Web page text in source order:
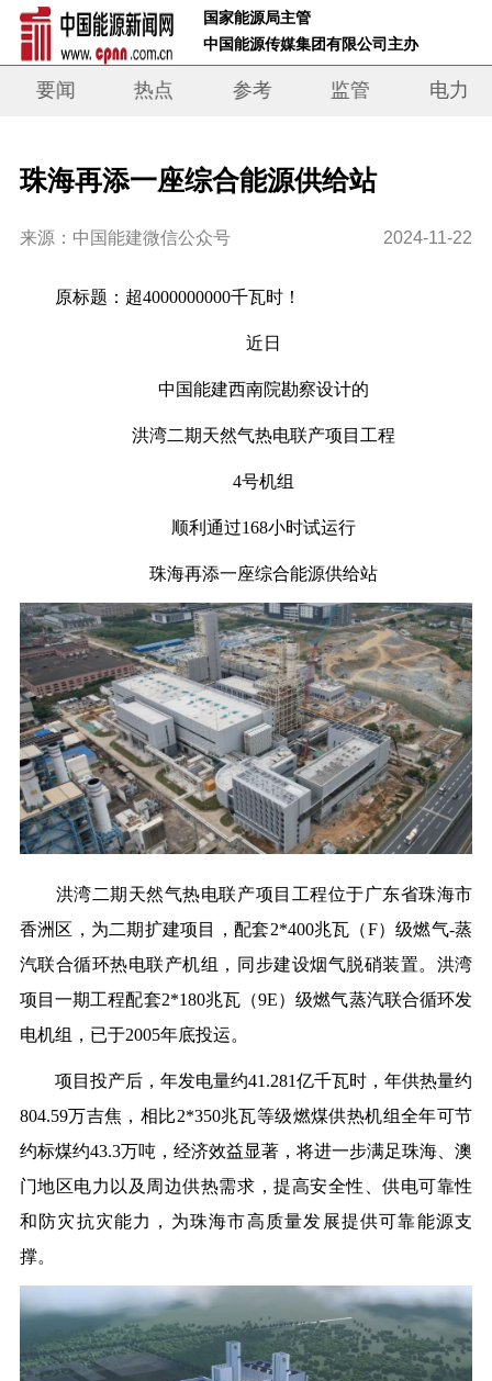
国家能源局主管
中国能源传媒集团有限公司主办
要闻 热点 参考 监管 电力
珠海再添一座综合能源供给站
来源：中国能建微信公众号 2024-11-22
原标题： 超4000000000千瓦时！
近日
中国能建西南院勘察设计的
洪湾二期天然气热电联产项目工程
4号机组
顺利通过168小时试运行
珠海再添一座综合能源供给站
洪湾二期天然气热电联产项目工程位于广东省珠海市
香洲区，为二期扩建项目，配套2*400兆瓦（F）级燃气-蒸
汽联合循环热电联产机组，同步建设烟气脱硝装置。洪湾
项目一期工程配套2*180兆瓦（9E）级燃气蒸汽联合循环发
电机组，已于2005年底投运。
项目投产后，年发电量约41.281亿千瓦时，年供热量约
804.59万吉焦，相比2*350兆瓦等级燃煤供热机组全年可节
约标煤约43.3万吨，经济效益显著，将进一步满足珠海、澳
门地区电力以及周边供热需求，提高安全性、供电可靠性
和防灾抗灾能力，为珠海市高质量发展提供可靠能源支
撑。